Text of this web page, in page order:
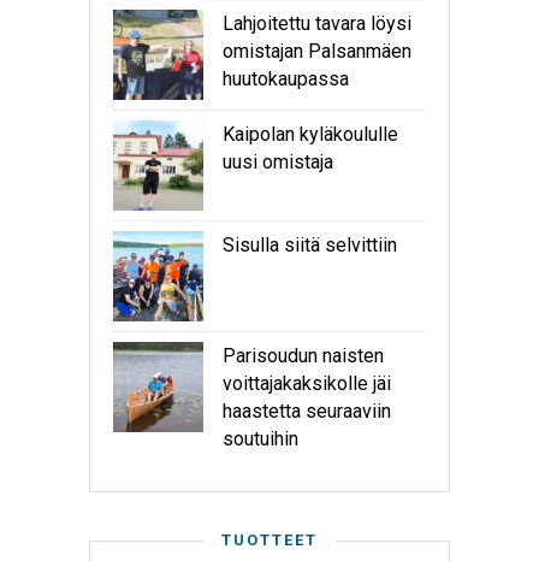
Lahjoitettu tavara löysi
omistajan Palsanmäen
huutokaupassa
Kaipolan kyläkoululle
uusi omistaja
Sisulla siitä selvittiin
Parisoudun naisten
voittajakaksikolle jäi
haastetta seuraaviin
soutuihin
TUOTTEET